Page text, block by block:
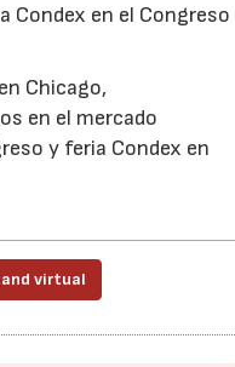
Condex en el Congreso
Chicago,
en el mercado
y feria Condex en
virtual